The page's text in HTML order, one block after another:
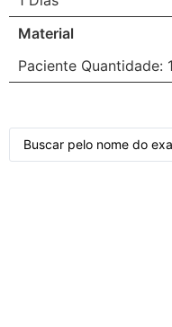
Material
Paciente Quantidade: